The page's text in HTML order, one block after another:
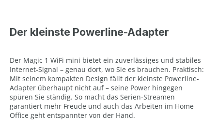
Der kleinste Powerline-Adapter
Der Magic 1 WiFi mini bietet ein zuverlässiges und stabiles
Internet-Signal – genau dort, wo Sie es brauchen. Praktisch:
Mit seinem kompakten Design fällt der kleinste Powerline-
Adapter überhaupt nicht auf – seine Power hingegen
spüren Sie ständig. So macht das Serien-Streamen
garantiert mehr Freude und auch das Arbeiten im Home-
Office geht entspannter von der Hand.